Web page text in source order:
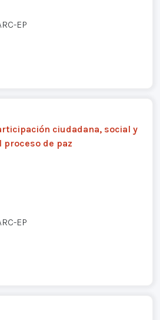
EP
ciudadana, social y
proceso de paz
EP